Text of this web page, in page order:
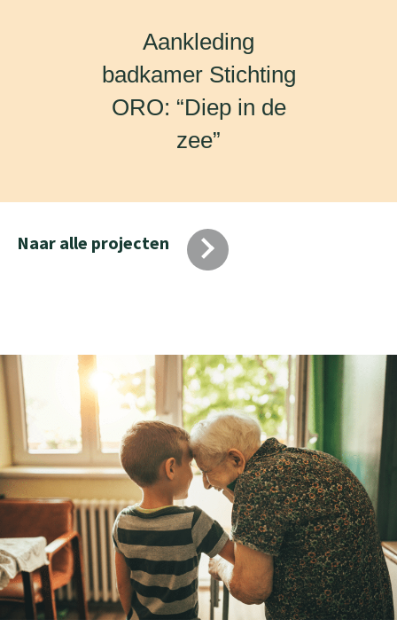
Aankleding
badkamer Stichting
ORO: “Diep in de
zee”
Naar alle projecten